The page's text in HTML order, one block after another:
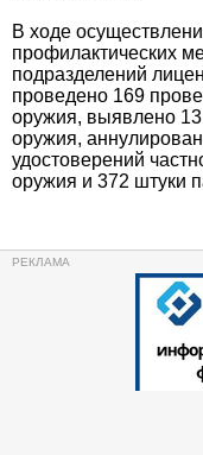
В ходе
профилактических
подразделений
проведено 169
оружия, выявлено
оружия,
удостоверений
оружия и 372 штуки